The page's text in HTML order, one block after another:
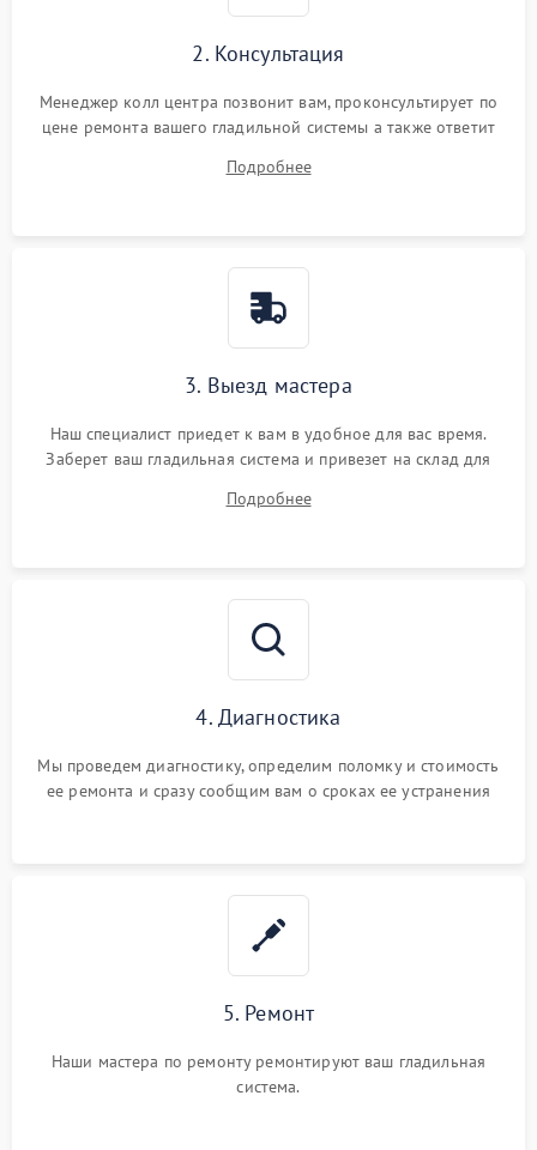
2. Консультация
Менеджер колл центра позвонит вам, проконсультирует по
цене ремонта вашего гладильной системы а также ответит
Подробнее
3. Выезд мастера
Наш специалист приедет к вам в удобное для вас время.
Заберет ваш гладильная система и привезет на склад для
Подробнее
4. Диагностика
Мы проведем диагностику, определим поломку и стоимость
ее ремонта и сразу сообщим вам о сроках ее устранения
5. Ремонт
Наши мастера по ремонту ремонтируют ваш гладильная
система.